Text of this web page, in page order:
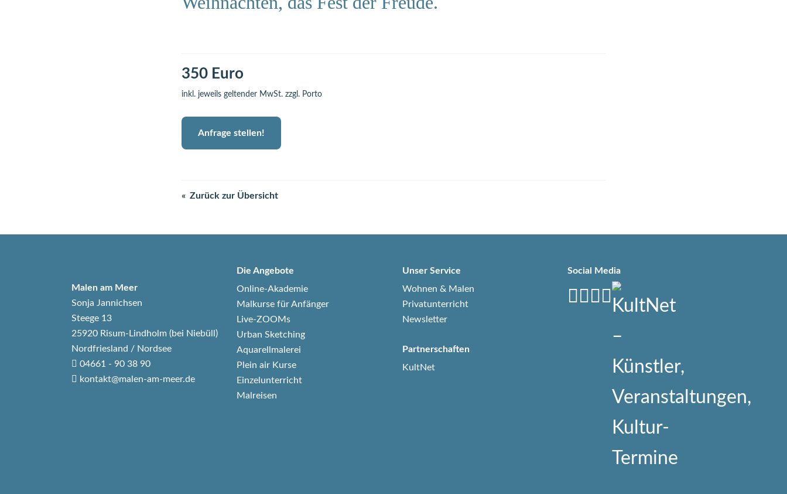
350 Euro
inkl. jeweils geltender MwSt. zzgl. Porto
Anfrage stellen!
Zurück zur Übersicht
Malen am Meer
Sonja Jannichsen
Steege 13
25920 Risum-Lindholm (bei Niebüll)
Nordfriesland / Nordsee
04661 - 90 38 90
kontakt@malen-am-meer.de
Die Angebote
Online-Akademie
Malkurse für Anfänger
Live-ZOOMs
Urban Sketching
Aquarellmalerei
Plein air Kurse
Einzelunterricht
Malreisen
Unser Service
Wohnen & Malen
Privatunterricht
Newsletter
Partnerschaften
KultNet
Social Media